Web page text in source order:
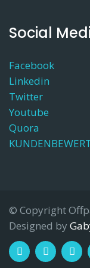
Social
Facebook
Linkedin
Twitter
Youtube
Quora
© Copyright
Designed by